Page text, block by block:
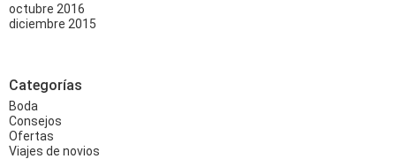
octubre 2016
diciembre 2015
Categorías
Boda
Consejos
Ofertas
Viajes de novios